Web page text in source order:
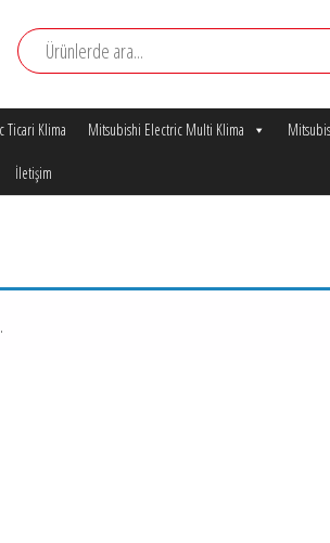
Ticari Klima Mitsubishi Electric Multi Klima
İletişim